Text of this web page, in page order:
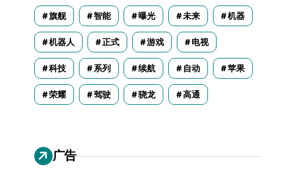
旗舰 智能 曝光 未来 机器
机器人 正式 游戏 电视
科技 系列 续航 自动 苹果
荣耀 驾驶 骁龙 高通
广告